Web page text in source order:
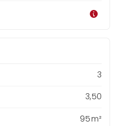
3
3,50
95 m²